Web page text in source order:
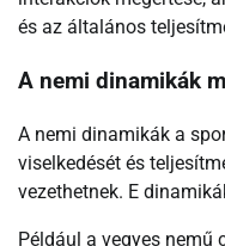
és az általános
A nemi dinamikák
A nemi dinamikák a
viselkedését és
vezethetnek. E
Például a vegyes